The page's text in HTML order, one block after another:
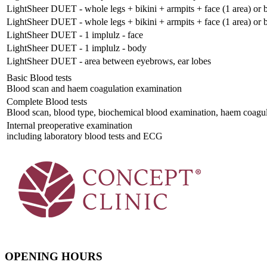
LightSheer DUET - whole legs + bikini + armpits + face (1 area) or
LightSheer DUET - whole legs + bikini + armpits + face (1 area) or
LightSheer DUET - 1 implulz - face
LightSheer DUET - 1 implulz - body
LightSheer DUET - area between eyebrows, ear lobes
Basic Blood tests
Blood scan and haem coagulation examination
Complete Blood tests
Blood scan, blood type, biochemical blood examination, haem
Internal preoperative examination
including laboratory blood tests and ECG
OPENING HOURS